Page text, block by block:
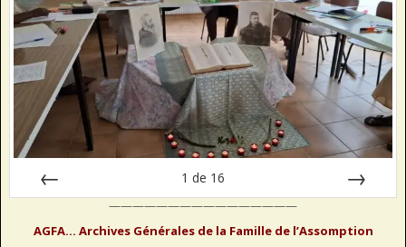
1 de 16
————————————————
AGFA… Archives Générales de la Famille de l’Assomption